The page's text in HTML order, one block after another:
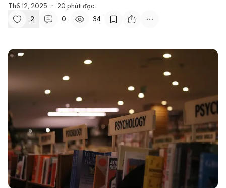
Th6 12, 2025 · 20 phút đọc
2
0 34